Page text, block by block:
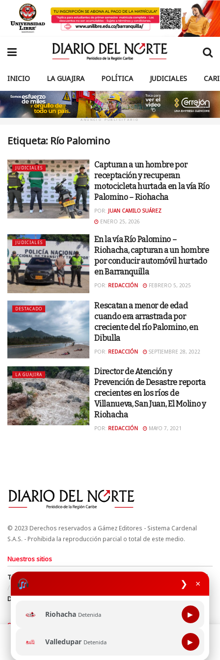
❯ ×
Riohacha Detenida ▶
Valledupar Detenida ▶
INICIO LA GUAJIRA POLÍTICA JUDICIALES
ANUNCIO PUBLICITARIO
Etiqueta: Río Palomino
JUDICIALES
Capturan a un hombre por
receptación y recuperan
motocicleta hurtada en la vía Río
Palomino – Riohacha
POR: JUAN CAMILO SUÁREZ
ENERO 25, 2026
JUDICIALES
En la vía Río Palomino –
Riohacha, capturan a un hombre
por conducir automóvil hurtado
en Barranquilla
POR: REDACCIÓN FEBRERO 5, 2025
DESTACADO
Rescatan a menor de edad
cuando era arrastrada por
creciente del río Palomino, en
Dibulla
POR: REDACCIÓN SEPTIEMBRE 28, 2022
LA GUAJIRA
Director de Atención y
Prevención de Desastre reporta
crecientes en los ríos de
Villanueva, San Juan, El Molino y
Riohacha
POR: REDACCIÓN MAYO 7, 2021
© 2023 Derechos reservados a Gámez Editores - Sistema Cardenal
S.A.S. - Prohibida la reproducción parcial o total de este medio.
Nuestros sitios
Términos y Condiciones
Derechos de Autor y Propiedad Intelectual
Política de uso de cookies
Política de Tratamiento de Datos
Directrices Editoriales
Síguenos
Esta página web usa cookie para mejorar tu experiencia de
navegación, al continuar aceptas nuestra política de uso de